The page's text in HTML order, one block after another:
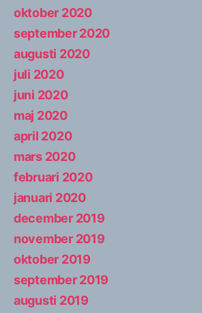
oktober 2020
september 2020
augusti 2020
juli 2020
juni 2020
maj 2020
april 2020
mars 2020
februari 2020
januari 2020
december 2019
november 2019
oktober 2019
september 2019
augusti 2019